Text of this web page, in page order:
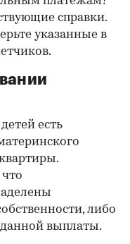
справки.
указанные в
есть
либо
данной выплаты.